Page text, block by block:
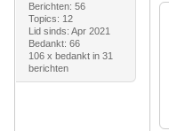
Berichten: 56
Topics: 12
Lid sinds: Apr 2021
Bedankt: 66
106 x bedankt in 31
berichten